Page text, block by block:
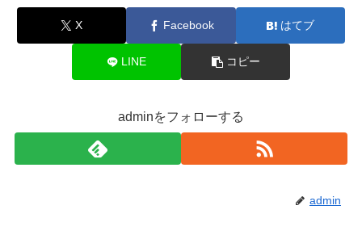
X Facebook はてブ
LINE コピー
adminをフォローする
admin